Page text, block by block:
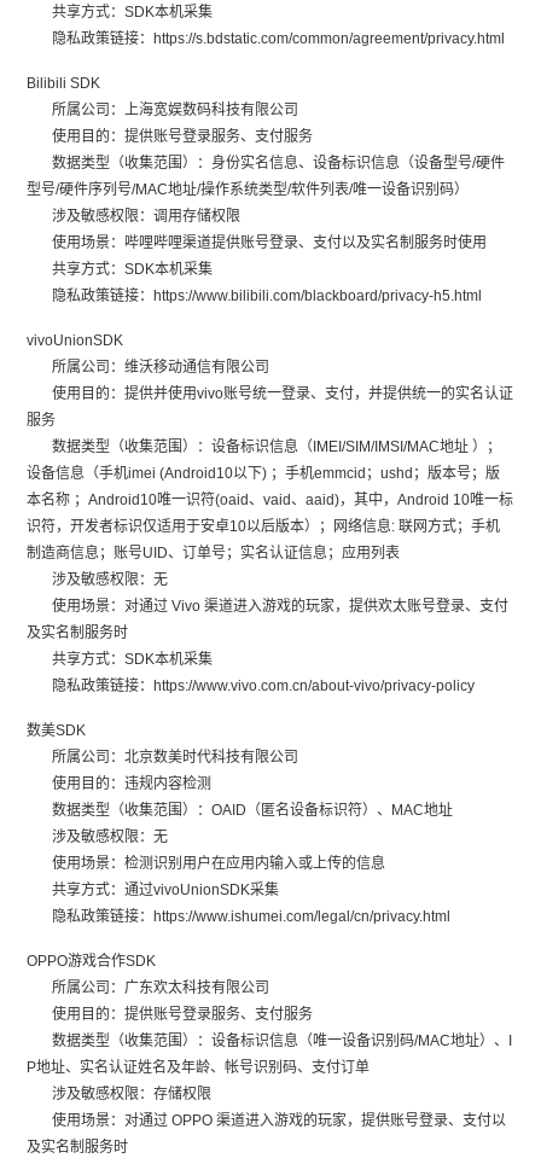
共享方式：SDK本机采集
隐私政策链接：https://s.bdstatic.com/common/agreement/privacy.html
Bilibili SDK
所属公司：上海宽娱数码科技有限公司
使用目的：提供账号登录服务、支付服务
数据类型（收集范围）：身份实名信息、设备标识信息（设备型号/硬件
型号/硬件序列号/MAC地址/操作系统类型/软件列表/唯一设备识别码）
涉及敏感权限：调用存储权限
使用场景：哔哩哔哩渠道提供账号登录、支付以及实名制服务时使用
共享方式：SDK本机采集
隐私政策链接：https://www.bilibili.com/blackboard/privacy-h5.html
vivoUnionSDK
所属公司：维沃移动通信有限公司
使用目的：提供并使用vivo账号统一登录、支付，并提供统一的实名认证
服务
数据类型（收集范围）：设备标识信息（IMEI/SIM/IMSI/MAC地址 ）；
设备信息（手机imei (Android10以下) ；手机emmcid；ushd；版本号；版
本名称 ；Android10唯一识符(oaid、vaid、aaid)，其中，Android 10唯一标
识符，开发者标识仅适用于安卓10以后版本）；网络信息: 联网方式；手机
制造商信息；账号UID、订单号；实名认证信息；应用列表
涉及敏感权限：无
使用场景：对通过 Vivo 渠道进入游戏的玩家，提供欢太账号登录、支付
及实名制服务时
共享方式：SDK本机采集
隐私政策链接：https://www.vivo.com.cn/about-vivo/privacy-policy
数美SDK
所属公司：北京数美时代科技有限公司
使用目的：违规内容检测
数据类型（收集范围）：OAID（匿名设备标识符）、MAC地址
涉及敏感权限：无
使用场景：检测识别用户在应用内输入或上传的信息
共享方式：通过vivoUnionSDK采集
隐私政策链接：https://www.ishumei.com/legal/cn/privacy.html
OPPO游戏合作SDK
所属公司：广东欢太科技有限公司
使用目的：提供账号登录服务、支付服务
数据类型（收集范围）：设备标识信息（唯一设备识别码/MAC地址）、I
P地址、实名认证姓名及年龄、帐号识别码、支付订单
涉及敏感权限：存储权限
使用场景：对通过 OPPO 渠道进入游戏的玩家，提供账号登录、支付以
及实名制服务时